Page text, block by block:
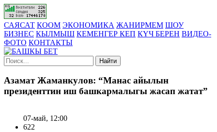
САЯСАТ КООМ ЭКОНОМИКА ЖАНИРМЕМ ШОУ
БИЗНЕС КЫЛМЫШ КЕМЕНГЕР КЕП КҮЧ БЕРЕН ВИДЕО-
ФОТО КОНТАКТЫ
Найти
Азамат Жаманкулов: “Манас айылын
президенттин иш башкармалыгы жасап жатат”
07-май, 12:00
622